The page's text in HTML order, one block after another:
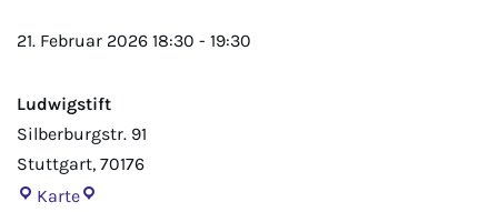
21. Februar 2026 18:30 - 19:30
Ludwigstift
Silberburgstr. 91
Stuttgart, 70176
Karte